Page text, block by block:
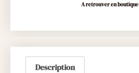
A retrouver en boutique
Description